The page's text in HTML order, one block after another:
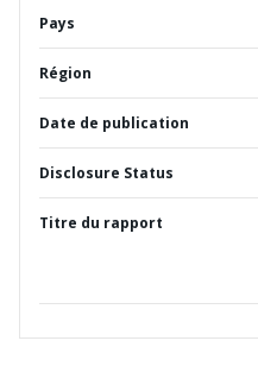
Pays
Région
Date de publication
Disclosure Status
Titre du rapport